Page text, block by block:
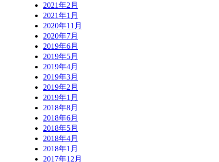
2021年2月
2021年1月
2020年11月
2020年7月
2019年6月
2019年5月
2019年4月
2019年3月
2019年2月
2019年1月
2018年8月
2018年6月
2018年5月
2018年4月
2018年1月
2017年12月